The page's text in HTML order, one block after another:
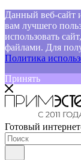
Данный веб-сайт
вам лучшего
использовать
файлами. Для
Политика
Принять
Готовый